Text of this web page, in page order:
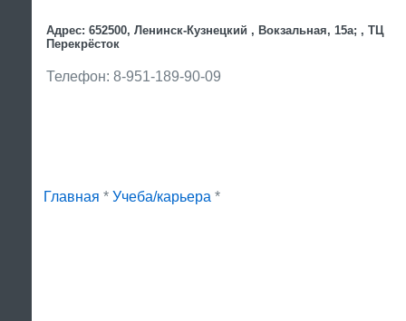
Адрес: 652500, Ленинск-Кузнецкий , Вокзальная, 15а; , ТЦ
Перекрёсток
Телефон: 8-951-189-90-09
Главная * Учеба/карьера *